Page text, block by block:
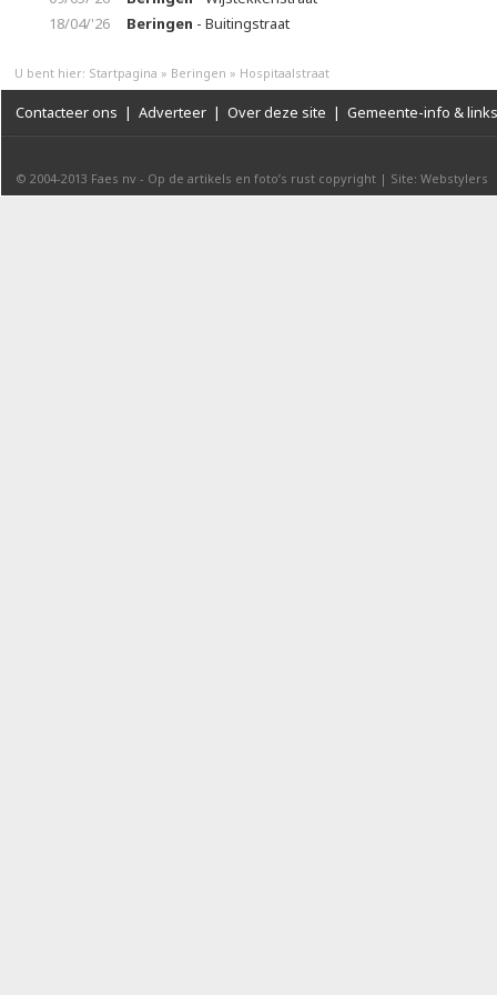
18/04/'26
Beringen - Buitingstraat
U bent hier: Startpagina » Beringen » Hospitaalstraat
Contacteer ons | Adverteer | Over deze site | Gemeente-info & links
© 2004-2013 Faes nv - Op de artikels en foto’s rust copyright | Site: Webstylers